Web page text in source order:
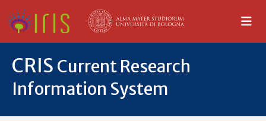
CRIS Current Research
Information System